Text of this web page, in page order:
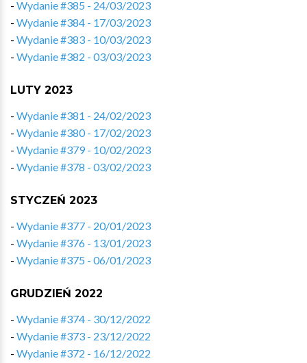
- Wydanie #385 - 24/03/2023
- Wydanie #384 - 17/03/2023
- Wydanie #383 - 10/03/2023
- Wydanie #382 - 03/03/2023
LUTY 2023
- Wydanie #381 - 24/02/2023
- Wydanie #380 - 17/02/2023
- Wydanie #379 - 10/02/2023
- Wydanie #378 - 03/02/2023
STYCZEŃ 2023
- Wydanie #377 - 20/01/2023
- Wydanie #376 - 13/01/2023
- Wydanie #375 - 06/01/2023
GRUDZIEŃ 2022
- Wydanie #374 - 30/12/2022
- Wydanie #373 - 23/12/2022
- Wydanie #372 - 16/12/2022